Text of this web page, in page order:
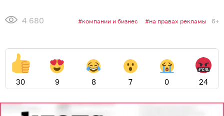
4 680 компании и бизнес на правах рекламы 6+
30 9 8 7 0 24